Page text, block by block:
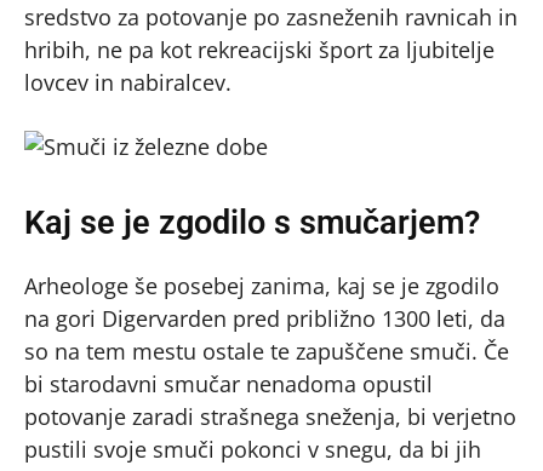
sredstvo za potovanje po zasneženih ravnicah in
hribih, ne pa kot rekreacijski šport za ljubitelje
lovcev in nabiralcev.
Kaj se je zgodilo s smučarjem?
Arheologe še posebej zanima, kaj se je zgodilo
na gori Digervarden pred približno 1300 leti, da
so na tem mestu ostale te zapuščene smuči. Če
bi starodavni smučar nenadoma opustil
potovanje zaradi strašnega sneženja, bi verjetno
pustili svoje smuči pokonci v snegu, da bi jih